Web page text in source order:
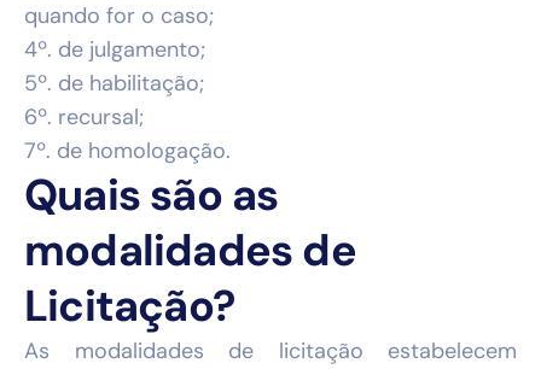
quando for o caso;
4º. de julgamento;
5º. de habilitação;
6º. recursal;
7º. de homologação.
Quais são as
modalidades de
Licitação?
As modalidades de licitação estabelecem